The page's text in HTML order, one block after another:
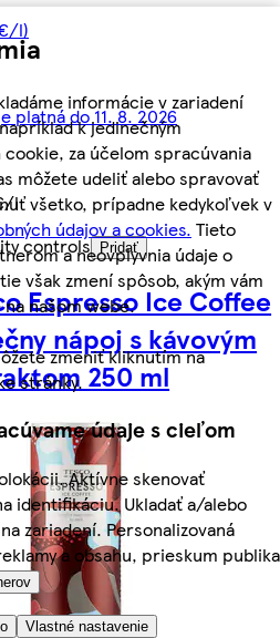
informácie v zariadení
k jedinečným
za účelom spracúvania
môžete udeliť alebo spravovať
všetko, prípadne kedykoľvek v
údajov a cookies. Tieto
a neovplyvnia údaje o
však zmení spôsob, akým vám
našom webe.
zmeniť kliknutím na
stránky.
údaje s cieľom
Aktívne skenovať
identifikáciu. Ukladať a/alebo
zariadení. Personalizovaná
a obsahu, prieskum publika
Vlastné nastavenie
l)
platná do 11. 8. 2026
l
controls
Pridať
Espresso Ice Coffee
nápoj s kávovým
250 ml